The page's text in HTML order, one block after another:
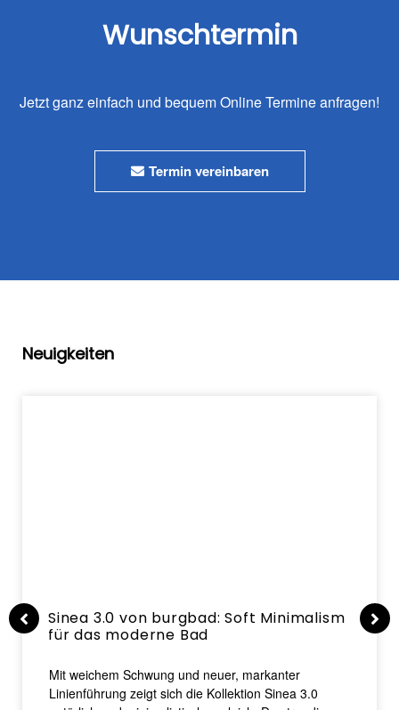
Wunschtermin
Jetzt ganz einfach und bequem Online Termine anfragen!
Termin vereinbaren
Neuigkeiten
Sinea 3.0 von burgbad: Soft Minimalism
für das moderne Bad
Mit weichem Schwung und neuer, markanter
Linienführung zeigt sich die Kollektion Sinea 3.0